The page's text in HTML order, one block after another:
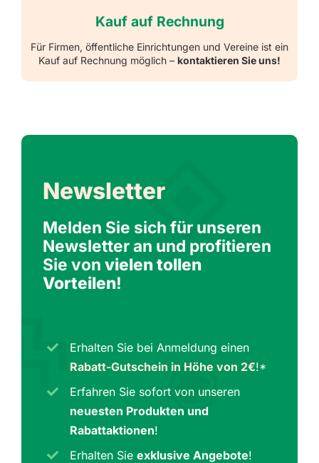
Kauf auf Rechnung
Für Firmen, öffentliche Einrichtungen und Vereine ist ein
Kauf auf Rechnung möglich – kontaktieren Sie uns!
Newsletter
Melden Sie sich für unseren
Newsletter an und profitieren
Sie von vielen tollen
Vorteilen!
Erhalten Sie bei Anmeldung einen
Rabatt-Gutschein in Höhe von 2€!*
Erfahren Sie sofort von unseren
neuesten Produkten und
Rabattaktionen!
Erhalten Sieexklusive Angebote!